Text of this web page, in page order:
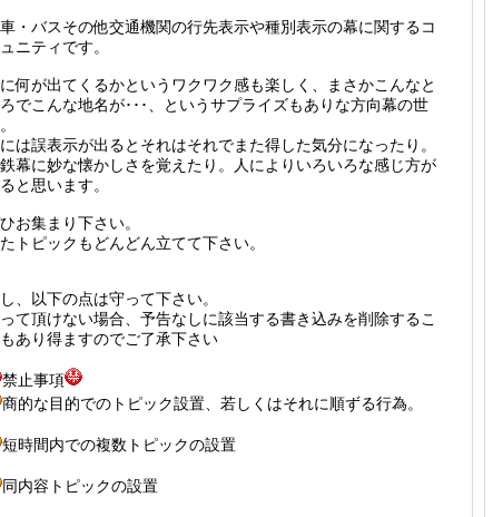
・バスその他交通機関の行先表示や種別表示の幕に関するコ
ニティです。
何が出てくるかというワクワク感も楽しく、まさかこんなと
でこんな地名が･･･、というサプライズもありな方向幕の世
は誤表示が出るとそれはそれでまた得した気分になったり。
幕に妙な懐かしさを覚えたり。人によりいろいろな感じ方が
と思います。
お集まり下さい。
トピックもどんどん立てて下さい。
、以下の点は守って下さい。
て頂けない場合、予告なしに該当する書き込みを削除するこ
あり得ますのでご了承下さい
禁止事項
商的な目的でのトピック設置、若しくはそれに順ずる行為。
短時間内での複数トピックの設置
同内容トピックの設置